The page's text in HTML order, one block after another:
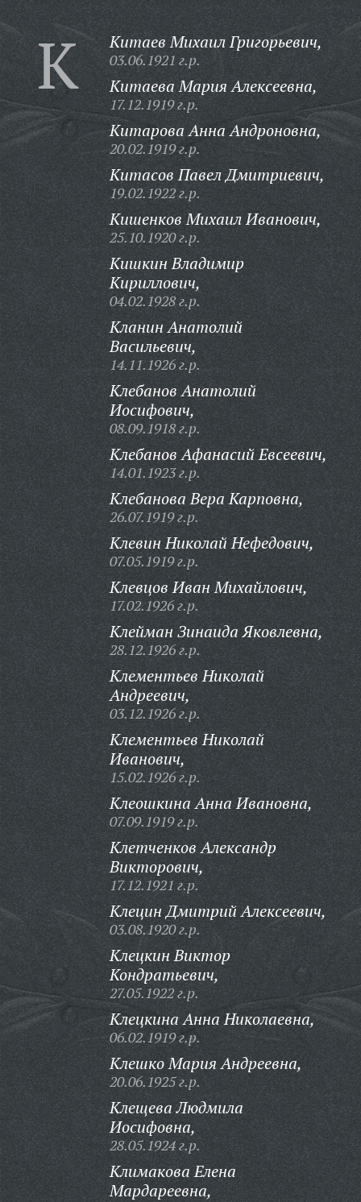
К Китаев Михаил Григорьевич,
03.06.1921 г.р.
Китаева Мария Алексеевна,
17.12.1919 г.р.
Китарова Анна Андроновна,
20.02.1919 г.р.
Китасов Павел Дмитриевич,
19.02.1922 г.р.
Кишенков Михаил Иванович,
25.10.1920 г.р.
Кишкин Владимир
Кириллович,
04.02.1928 г.р.
Кланин Анатолий
Васильевич,
14.11.1926 г.р.
Клебанов Анатолий
Иосифович,
08.09.1918 г.р.
Клебанов Афанасий Евсеевич,
14.01.1923 г.р.
Клебанова Вера Карповна,
26.07.1919 г.р.
Клевин Николай Нефедович,
07.05.1919 г.р.
Клевцов Иван Михайлович,
17.02.1926 г.р.
Клейман Зинаида Яковлевна,
28.12.1926 г.р.
Клементьев Николай
Андреевич,
03.12.1926 г.р.
Клементьев Николай
Иванович,
15.02.1926 г.р.
Клеошкина Анна Ивановна,
07.09.1919 г.р.
Клетченков Александр
Викторович,
17.12.1921 г.р.
Клецин Дмитрий Алексеевич,
03.08.1920 г.р.
Клецкин Виктор
Кондратьевич,
27.05.1922 г.р.
Клецкина Анна Николаевна,
06.02.1919 г.р.
Клешко Мария Андреевна,
20.06.1925 г.р.
Клещева Людмила
Иосифовна,
28.05.1924 г.р.
Климакова Елена
Мардареевна,